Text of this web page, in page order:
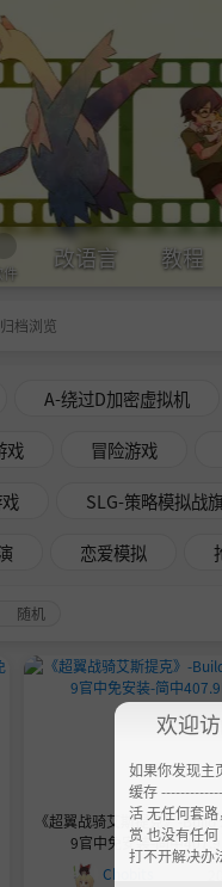
件
改语言 教程
档浏览
A-绕过D加密虚拟机
戏 冒险游戏
SLG-策略模拟战
恋爱模拟
随机
《超翼战骑艾斯提克》-
9官中免安装-简中
Chobits
欢迎
如果你发现主
缓存
活 无任何套
赏 也没有任
打不开解决办